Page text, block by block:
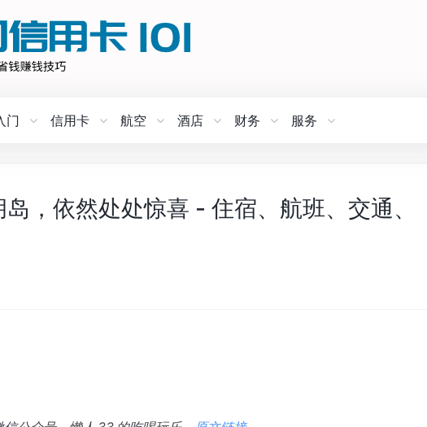
门 信用卡 航空 酒店 财务 服务
，依然处处惊喜 - 住宿、航班、交通、